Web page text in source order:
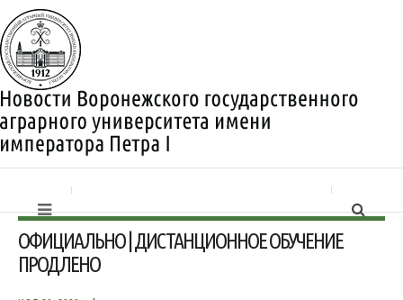
ОФИЦИАЛЬНО | ДИСТАНЦИОННОЕ ОБУЧЕНИЕ
ПРОДЛЕНО